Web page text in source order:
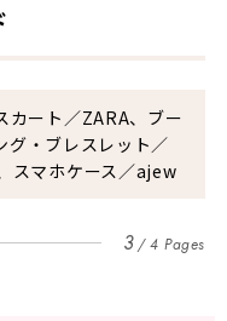
カート／ZARA、ブー
グ・ブレスレット／
スマホケース／ajew
3 4 Pages